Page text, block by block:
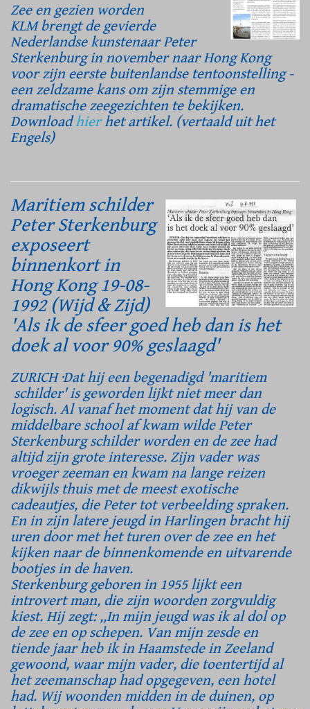
Zee en gezien worden
KLM brengt de gevierde
Nederlandse kunstenaar Peter
Sterkenburg in november naar Hong Kong
voor zijn eerste buitenlandse tentoonstelling -
een zeldzame kans om zijn stemmige en
dramatische zeegezichten te bekijken.
Downloadhierhet artikel. (vertaald uit het
Engels)
Maritiem schilder
Peter Sterkenburg
exposeert
binnenkort in
Hong Kong 19-08-
1992 (Wijd & Zijd)
'Als ik de sfeer goed heb dan is het
doek al voor 90% geslaagd'
ZURICH ·Dat hij een begenadigd 'maritiem
schilder' is geworden lijkt niet meer dan
logisch. Al vanaf het moment dat hij van de
middelbare school af kwam wilde Peter
Sterkenburg schilder worden en de zee had
altijd zijn grote interesse. Zijn vader was
vroeger zeeman en kwam na lange reizen
dikwijls thuis met de meest exotische
cadeautjes, die Peter tot verbeelding spraken.
En in zijn latere jeugd in Harlingen bracht hij
uren door met het turen over de zee en het
kijken naar de binnenkomende en uitvarende
bootjes in de haven.
Sterkenburg geboren in 1955 lijkt een
introvert man, die zijn woorden zorgvuldig
kiest. Hij zegt: ,,In mijn jeugd was ik al dol op
de zee en op schepen. Van mijn zesde en
tiende jaar heb ik in Haamstede in Zeeland
gewoond, waar mijn vader, die toentertijd al
het zeemanschap had opgegeven, een hotel
had. Wij woonden midden in de duinen, op